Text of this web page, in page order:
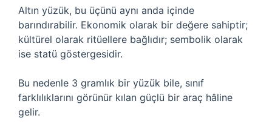
Altın yüzük, bu üçünü aynı anda içinde
barındırabilir. Ekonomik olarak bir değere sahiptir;
kültürel olarak ritüellere bağlıdır; sembolik olarak
ise statü göstergesidir.
Bu nedenle 3 gramlık bir yüzük bile, sınıf
farklılıklarını görünür kılan güçlü bir araç hâline
gelir.